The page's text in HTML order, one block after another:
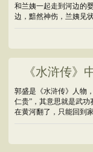
和兰姨一起走到河边的
边，黯然神伤，兰姨见
《水浒传》
郭盛是《水浒传》人物
仁贵”，其意思就是武
在黄河翻了，只能回到